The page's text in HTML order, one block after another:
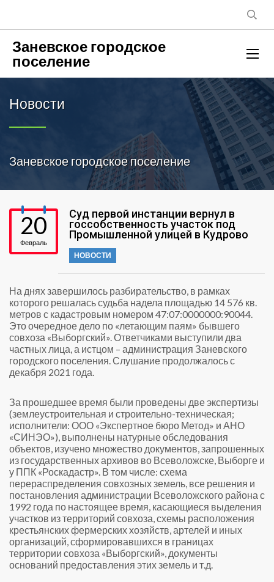
Заневское городское
поселение
Новости
Заневское городское поселение
20
Февраль
Суд первой инстанции вернул в
госсобственность участок под
Промышленной улицей в Кудрово
НОВОСТИ
На днях завершилось разбирательство, в рамках
которого решалась судьба надела площадью 14 576 кв.
метров с кадастровым номером 47:07:0000000:90044.
Это очередное дело по «летающим паям» бывшего
совхоза «Выборгский». Ответчиками выступили два
частных лица, а истцом – администрация Заневского
городского поселения. Слушание продолжалось с
декабря 2021 года.
За прошедшее время были проведены две экспертизы
(землеустроительная и строительно-техническая;
исполнители: ООО «Экспертное бюро Метод» и АНО
«СИНЭО»), выполнены натурные обследования
объектов, изучено множество документов, запрошенных
из государственных архивов во Всеволожске, Выборге и
у ППК «Роскадастр». В том числе: схема
перераспределения совхозных земель, все решения и
постановления администрации Всеволожского района с
1992 года по настоящее время, касающиеся выделения
участков из территорий совхоза, схемы расположения
крестьянских фермерских хозяйств, артелей и иных
организаций, сформировавшихся в границах
территории совхоза «Выборгский», документы
оснований предоставления этих земель и т.д.